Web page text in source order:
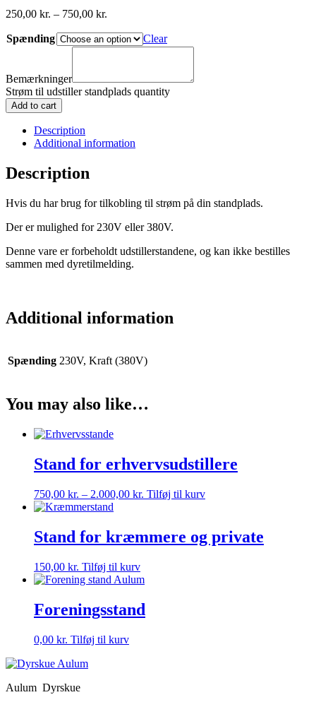
250,00 kr. – 750,00 kr.
Spænding Clear
Bemærkninger
Strøm til udstiller standplads quantity
Add to cart
Description
Additional information
Description
Hvis du har brug for tilkobling til strøm på din standplads.
Der er mulighed for 230V eller 380V.
Denne vare er forbeholdt udstillerstandene, og kan ikke bestilles
sammen med dyretilmelding.
Additional information
Spænding 230V, Kraft (380V)
You may also like…
Stand for erhvervsudstillere
750,00 kr. – 2.000,00 kr. Tilføj til kurv
Stand for kræmmere og private
150,00 kr. Tilføj til kurv
Foreningsstand
0,00 kr. Tilføj til kurv
Aulum Dyrskue